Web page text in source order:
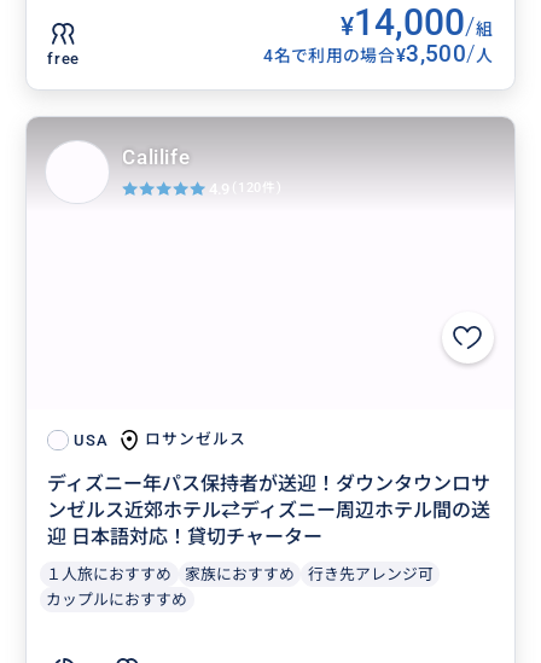
free
¥14,000/組
4名で利用の場合¥3,500/人
USA ロサンゼルス
ディズニー年パス保持者が送迎！ダウンタウンロサ
ンゼルス近郊ホテル⇄ディズニー周辺ホテル間の送
迎 日本語対応！貸切チャーター
１人旅におすすめ 家族におすすめ
行き先アレンジ可
カップルにおすすめ
Calilife
4.9 (120件)